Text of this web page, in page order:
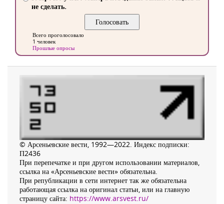
не сделать.
Всего проголосовало
1 человек
Прошлые опросы
© Арсеньевские вести, 1992—2022. Индекс подписки:
П2436
При перепечатке и при другом использовании материалов,
ссылка на «Арсеньевские вести» обязательна.
При републикации в сети интернет так же обязательна
работающая ссылка на оригинал статьи, или на главную
страницу сайта: https://www.arsvest.ru/